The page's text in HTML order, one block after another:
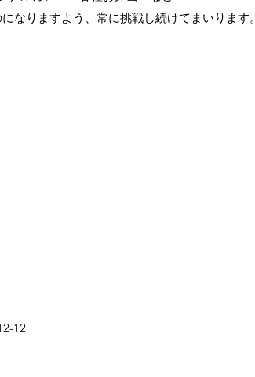
なりますよう、常に挑戦し続けてまいります。
12